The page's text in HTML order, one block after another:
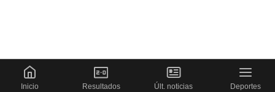
Inicio Resultados Últ. noticias Deportes